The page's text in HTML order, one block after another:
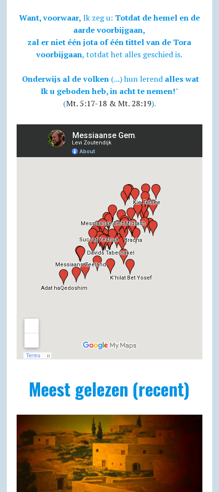
Want, voorwaar, Ik zeg u: Totdat de hemel en de
aarde voorbijgaan,
zal er niet één jota of één tittel van de Tora
voorbijgaan, totdat het alles geschied is.
Onderwijs al de volken(...) hun lerend alles wat
Ik u geboden heb, in acht te nemen!"
(Mt. 5:17-18 & Mt. 28:19).
Meest gelezen (recent)